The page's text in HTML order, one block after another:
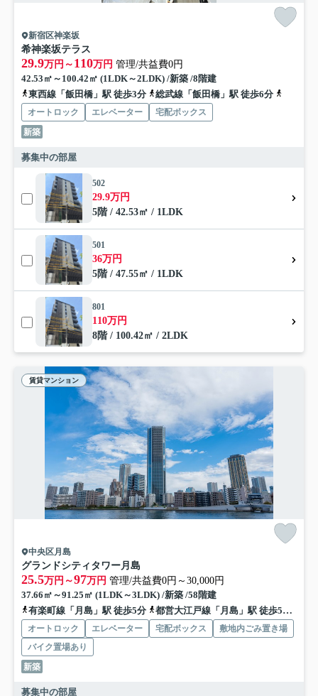
新宿区神楽坂
希神楽坂テラス
29.9万円～ 110万円 管理/共益費0円
42.53㎡～100.42㎡ (1LDK～2LDK) /新築 /8階建
東西線「飯田橋」駅 徒歩3分
総武線「飯田橋」駅 徒歩6分
オートロック エレベーター
宅配ボックス
新築
募集中の部屋
502
29.9万円
5階 / 42.53㎡ / 1LDK
501
36万円
5階 / 47.55㎡ / 1LDK
801
110万円
8階 / 100.42㎡ / 2LDK
賃貸マンション
中央区月島
グランドシティタワー月島
25.5万円～97万円 管理/共益費0円～30,000円
37.66㎡～91.25㎡ (1LDK～3LDK) /新築 /58階建
有楽町線「月島」駅 徒歩5分
都営大江戸線「月島」駅 徒歩5分
オートロック エレベーター 宅配ボックス
敷地内ごみ置き場
バイク置場あり
新築
募集中の部屋